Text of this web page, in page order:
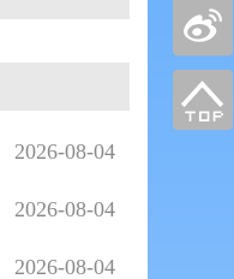
2026-08-04
2026-08-04
2026-08-04